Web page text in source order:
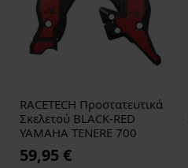
RACETECH Προστατευτικά
Σκελετού BLACK-RED
YAMAHA TENERE 700
59,95 €